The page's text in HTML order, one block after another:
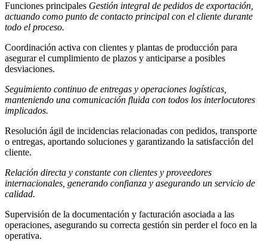
Funciones principales Gestión integral de pedidos de exportación,
actuando como punto de contacto principal con el cliente durante
todo el proceso.
Coordinación activa con clientes y plantas de producción para
asegurar el cumplimiento de plazos y anticiparse a posibles
desviaciones.
Seguimiento continuo de entregas y operaciones logísticas,
manteniendo una comunicación fluida con todos los interlocutores
implicados.
Resolución ágil de incidencias relacionadas con pedidos, transporte
o entregas, aportando soluciones y garantizando la satisfacción del
cliente.
Relación directa y constante con clientes y proveedores
internacionales, generando confianza y asegurando un servicio de
calidad.
Supervisión de la documentación y facturación asociada a las
operaciones, asegurando su correcta gestión sin perder el foco en la
operativa.